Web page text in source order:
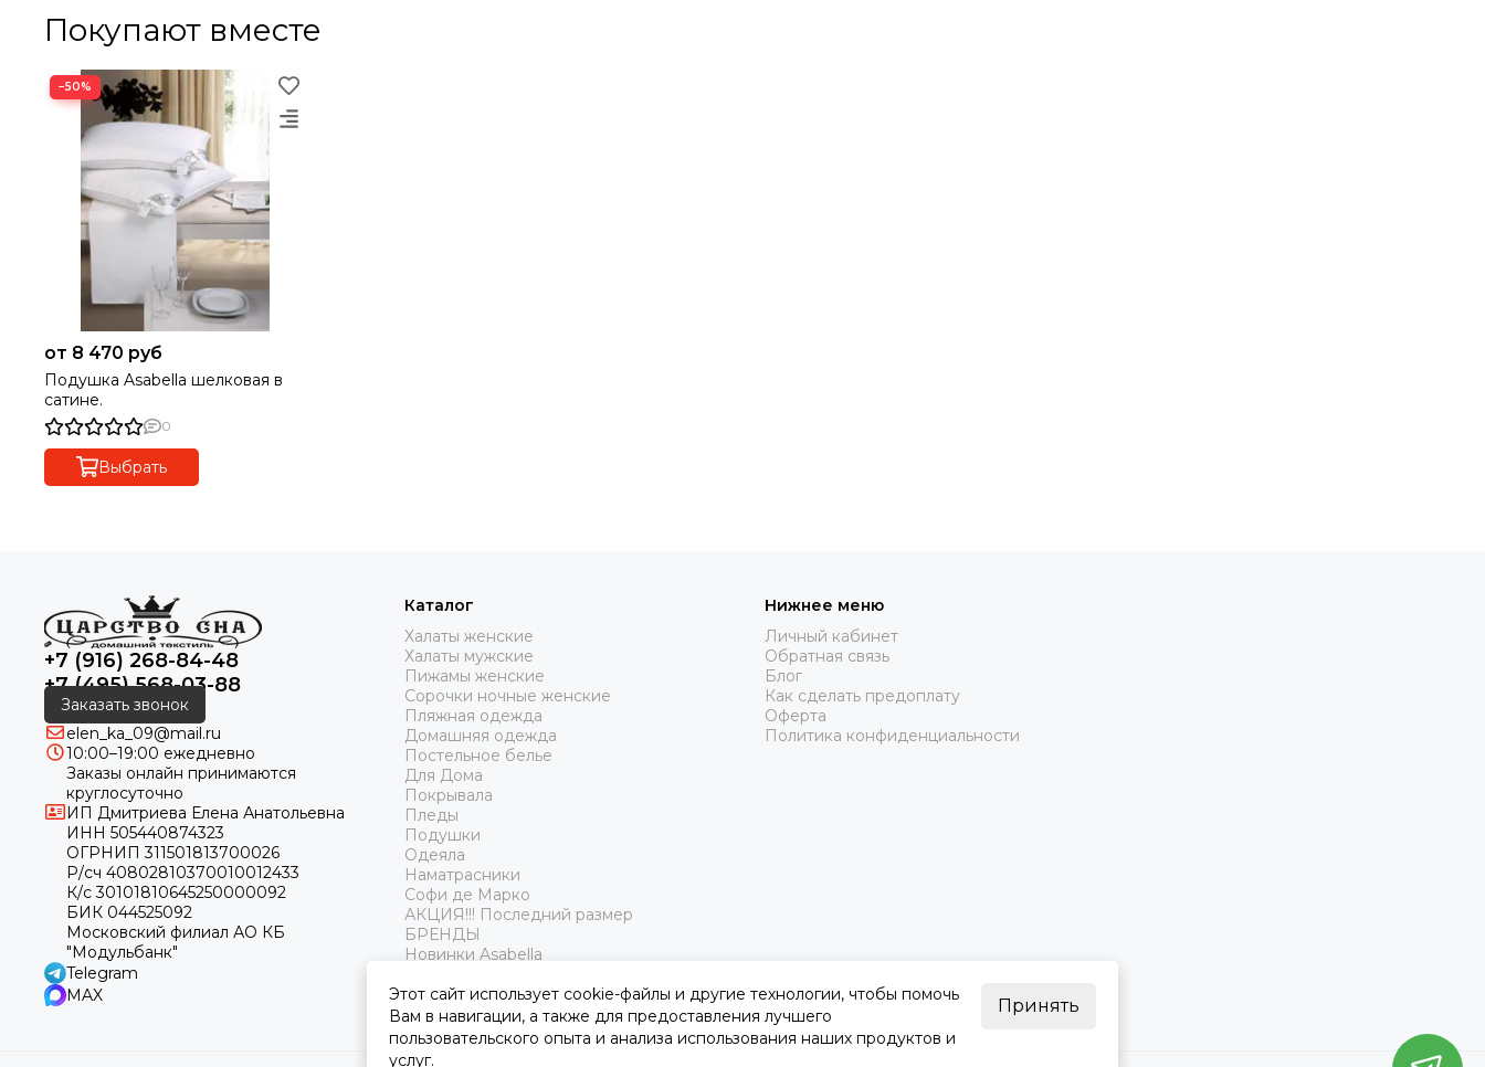
Покупают вместе
−50%
от 8 470 руб
Подушка Asabella шелковая в
сатине.
0
Выбрать
+7 (916) 268-84-48
+7 (495) 568-03-88
Заказать звонок
elen_ka_09@mail.ru
10:00–19:00 ежедневно
Заказы онлайн принимаются
круглосуточно
ИП Дмитриева Елена Анатольевна
ИНН 505440874323
ОГРНИП 311501813700026
Р/сч 40802810370010012433
К/с 30101810645250000092
БИК 044525092
Московский филиал АО КБ
"Модульбанк"
Telegram
MAX
Каталог
Халаты женские
Халаты мужские
Пижамы женские
Сорочки ночные женские
Пляжная одежда
Домашняя одежда
Постельное белье
Для Дома
Покрывала
Пледы
Подушки
Одеяла
Наматрасники
Софи де Марко
АКЦИЯ!!! Последний размер
БРЕНДЫ
Новинки Asabella
Нижнее меню
Личный кабинет
Обратная связь
Блог
Как сделать предоплату
Оферта
Политика конфиденциальности
Этот сайт использует cookie-файлы и другие технологии, чтобы помочь
Вам в навигации, а также для предоставления лучшего
пользовательского опыта и анализа использования наших продуктов и
услуг.
Принять